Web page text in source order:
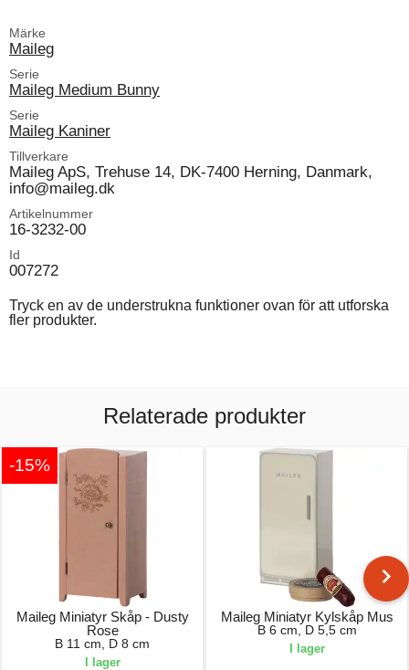
Märke
Maileg
Serie
Maileg Medium Bunny
Serie
Maileg Kaniner
Tillverkare
Maileg ApS, Trehuse 14, DK-7400 Herning, Danmark,
info@maileg.dk
Artikelnummer
16-3232-00
Id
007272
Tryck en av de understrukna funktioner ovan för att utforska
fler produkter.
Relaterade produkter
-15%
Maileg Miniatyr Skåp - Dusty
Rose
B 11 cm, D 8 cm
I lager
Maileg Miniatyr Kylskåp Mus
B 6 cm, D 5,5 cm
I lager